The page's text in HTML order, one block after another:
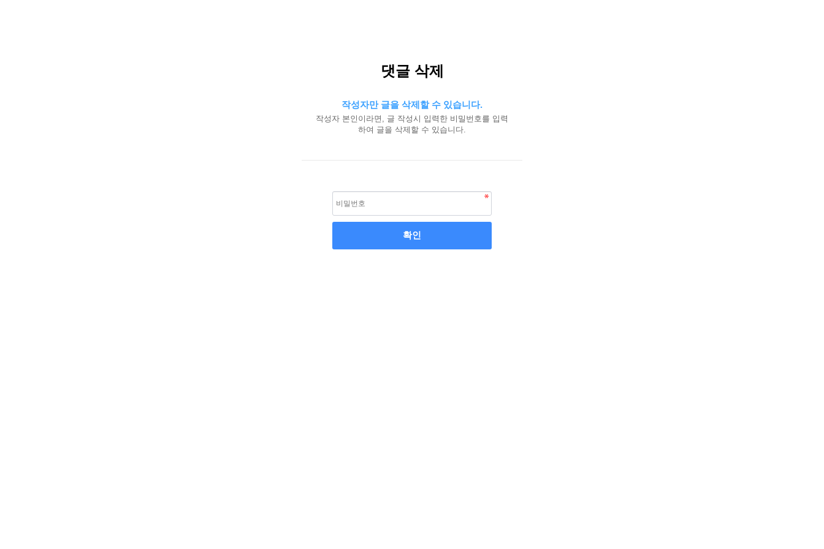
댓글 삭제
작성자만 글을 삭제할 수 있습니다.
작성자 본인이라면, 글 작성시 입력한 비밀번호를 입력
하여 글을 삭제할 수 있습니다.